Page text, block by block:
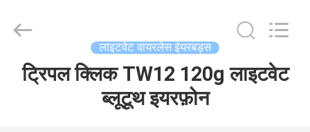
Electronic
Co.,Ltd.
Reserved.
लाइटवेट वायरलेस ईयरबड्स
ट्रिपल क्लिक TW12 120g लाइटवेट
ब्लूटूथ इयरफ़ोन